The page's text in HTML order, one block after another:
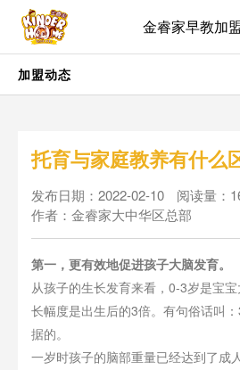
金睿家早教加
加盟动态
托育与家庭教养有什么
发布日期：2022-02-10
阅读量：
作者：金睿家大中华区总部
第一，更有效地促进孩子大脑发育。
从孩子的生长发育来看，0-3岁是宝
长幅度是出生后的3倍。有句俗话叫
据的。
一岁时孩子的脑部重量已经达到了成